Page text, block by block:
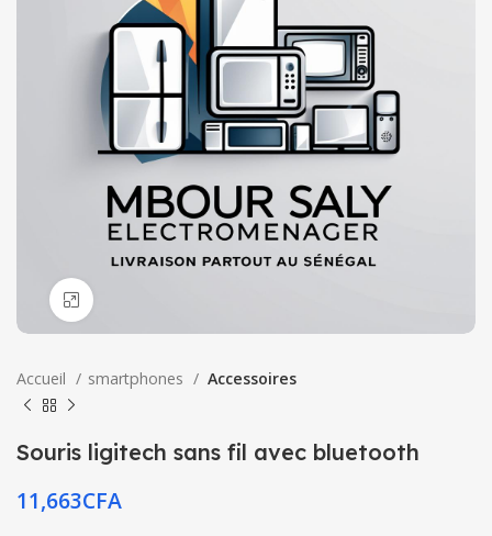
Accueil smartphones Accessoires
Souris ligitech sans fil avec bluetooth
11,663CFA